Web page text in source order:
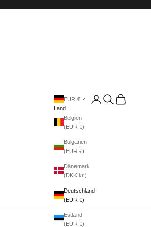
EUR €
Land
Belgien
(EUR €)
Bulgarien
(EUR €)
Dänemark
(DKK kr.)
Deutschland
(EUR €)
Estland
(EUR €)
AnmeldenSuchenWarenkorb